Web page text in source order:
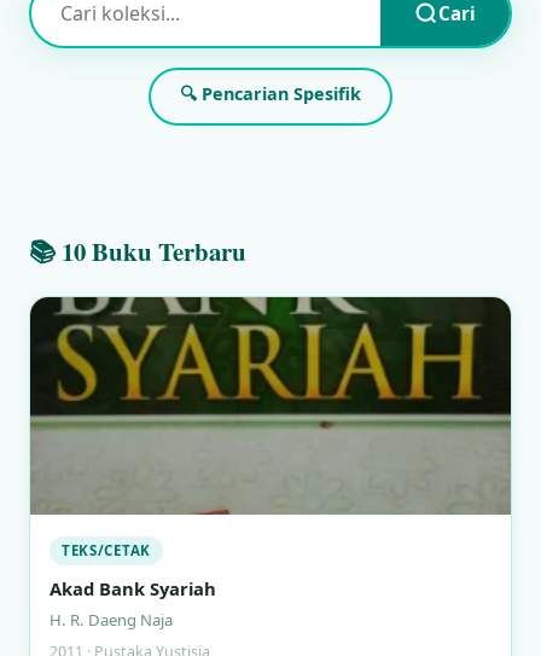
Cari
🔍 Pencarian Spesifik
📚 10 Buku Terbaru
TEKS/CETAK
Akad Bank Syariah
H. R. Daeng Naja
2011 · Pustaka Yustisia